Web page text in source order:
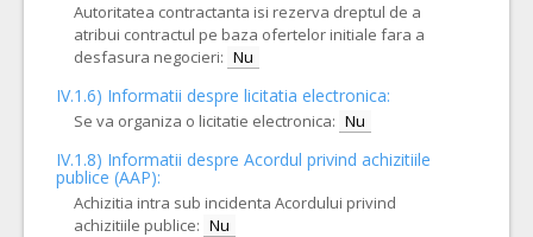
Autoritatea contractanta isi rezerva dreptul de a
atribui contractul pe baza ofertelor initiale fara a
desfasura negocieri: Nu
IV.1.6) Informatii despre licitatia electronica:
Se va organiza o licitatie electronica: Nu
IV.1.8) Informatii despre Acordul privind achizitiile
publice (AAP):
Achizitia intra sub incidenta Acordului privind
achizitiile publice: Nu